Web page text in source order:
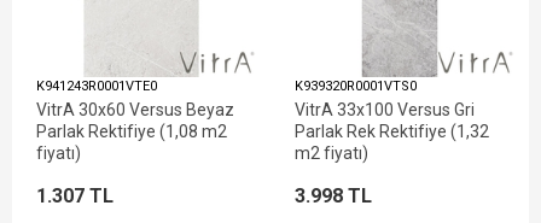
K941243R0001VTE0
VitrA 30x60 Versus Beyaz
Parlak Rektifiye (1,08 m2
fiyatı)
1.307 TL
K939320R0001VTS0
VitrA 33x100 Versus Gri
Parlak Rek Rektifiye (1,32
m2 fiyatı)
3.998 TL